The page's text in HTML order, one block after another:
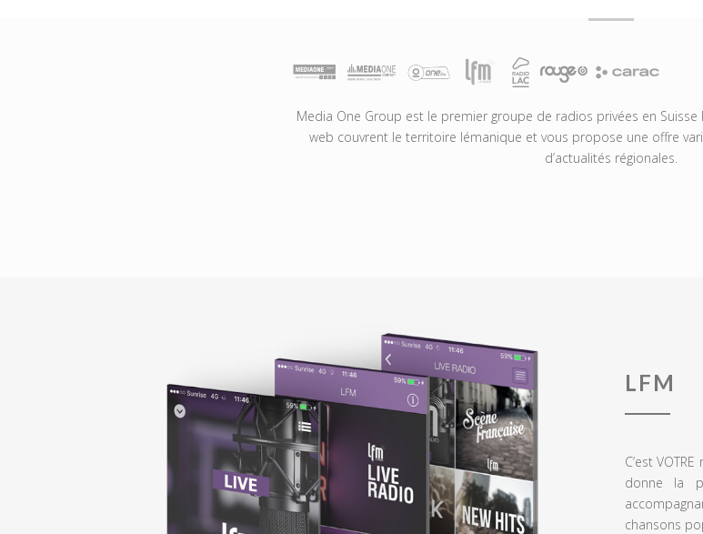
Media One Group est le premier groupe de radios privées en Suisse
web couvrent le territoire lémanique et vous propose une offre
d’actualités régionales.
LFM
C’est
donne la
chansons